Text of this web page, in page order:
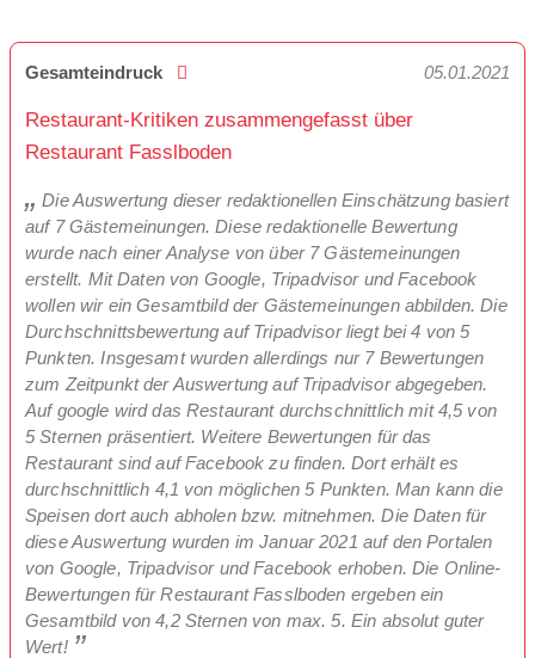
Gesamteindruck 05.01.2021
Restaurant-Kritiken zusammengefasst über
Restaurant Fasslboden
Die Auswertung dieser redaktionellen Einschätzung basiert
auf 7 Gästemeinungen. Diese redaktionelle Bewertung
wurde nach einer Analyse von über 7 Gästemeinungen
erstellt. Mit Daten von Google, Tripadvisor und Facebook
wollen wir ein Gesamtbild der Gästemeinungen abbilden. Die
Durchschnittsbewertung auf Tripadvisor liegt bei 4 von 5
Punkten. Insgesamt wurden allerdings nur 7 Bewertungen
zum Zeitpunkt der Auswertung auf Tripadvisor abgegeben.
Auf google wird das Restaurant durchschnittlich mit 4,5 von
5 Sternen präsentiert. Weitere Bewertungen für das
Restaurant sind auf Facebook zu finden. Dort erhält es
durchschnittlich 4,1 von möglichen 5 Punkten. Man kann die
Speisen dort auch abholen bzw. mitnehmen. Die Daten für
diese Auswertung wurden im Januar 2021 auf den Portalen
von Google, Tripadvisor und Facebook erhoben. Die Online-
Bewertungen für Restaurant Fasslboden ergeben ein
Gesamtbild von 4,2 Sternen von max. 5. Ein absolut guter
Wert!